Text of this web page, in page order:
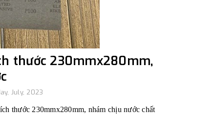
thước 230mmx280mm,
July, 2023
thước 230mmx280mm, nhám chịu nước chất